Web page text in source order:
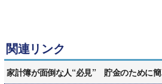
関連リンク
家計簿が面倒な人“必見” 貯金のために簡